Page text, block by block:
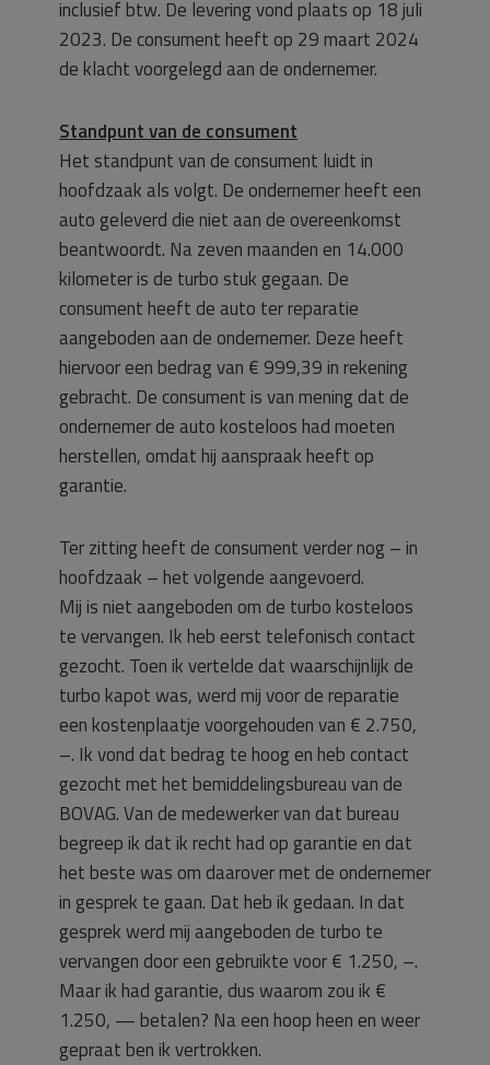
inclusief btw. De levering vond plaats op 18 juli
2023. De consument heeft op 29 maart 2024
de klacht voorgelegd aan de ondernemer.
Standpunt van de consument
Het standpunt van de consument luidt in
hoofdzaak als volgt. De ondernemer heeft een
auto geleverd die niet aan de overeenkomst
beantwoordt. Na zeven maanden en 14.000
kilometer is de turbo stuk gegaan. De
consument heeft de auto ter reparatie
aangeboden aan de ondernemer. Deze heeft
hiervoor een bedrag van € 999,39 in rekening
gebracht. De consument is van mening dat de
ondernemer de auto kosteloos had moeten
herstellen, omdat hij aanspraak heeft op
garantie.
Ter zitting heeft de consument verder nog – in
hoofdzaak – het volgende aangevoerd.
Mij is niet aangeboden om de turbo kosteloos
te vervangen. Ik heb eerst telefonisch contact
gezocht. Toen ik vertelde dat waarschijnlijk de
turbo kapot was, werd mij voor de reparatie
een kostenplaatje voorgehouden van € 2.750,
–. Ik vond dat bedrag te hoog en heb contact
gezocht met het bemiddelingsbureau van de
BOVAG. Van de medewerker van dat bureau
begreep ik dat ik recht had op garantie en dat
het beste was om daarover met de ondernemer
in gesprek te gaan. Dat heb ik gedaan. In dat
gesprek werd mij aangeboden de turbo te
vervangen door een gebruikte voor € 1.250, –.
Maar ik had garantie, dus waarom zou ik €
1.250, — betalen? Na een hoop heen en weer
gepraat ben ik vertrokken.